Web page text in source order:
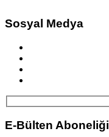
Sosyal Medya
E-Bülten Aboneliği